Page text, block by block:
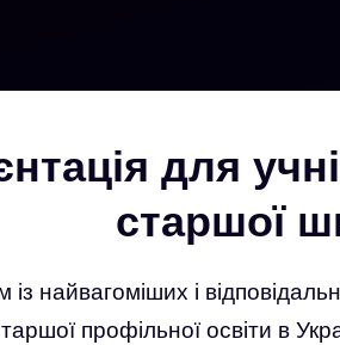
для
старшої
найвагоміших і
профільної освіти в